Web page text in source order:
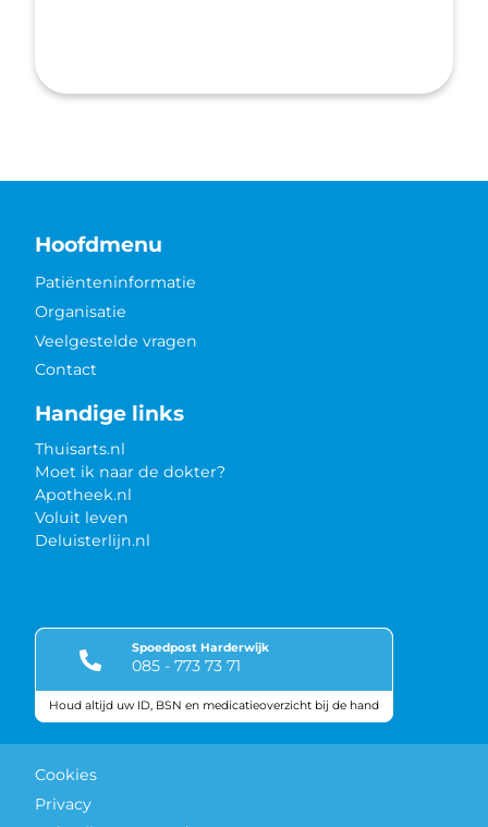
Hoofdmenu
Patiënteninformatie
Organisatie
Veelgestelde vragen
Contact
Handige links
Thuisarts.nl
Moet ik naar de dokter?
Apotheek.nl
Voluit leven
Deluisterlijn.nl
Spoedpost Harderwijk
085 - 773 73 71
Houd altijd uw ID, BSN en medicatieoverzicht bij de hand
Cookies
Privacy